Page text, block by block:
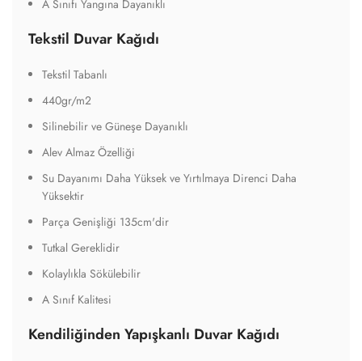
A Sınıfı Yangına Dayanıklı
Tekstil Duvar Kağıdı
Tekstil Tabanlı
440gr/m2
Silinebilir ve Güneşe Dayanıklı
Alev Almaz Özelliği
Su Dayanımı Daha Yüksek ve Yırtılmaya Direnci Daha
Yüksektir
Parça Genişliği 135cm'dir
Tutkal Gereklidir
Kolaylıkla Sökülebilir
A Sınıf Kalitesi
Kendiliğinden Yapışkanlı Duvar Kağıdı